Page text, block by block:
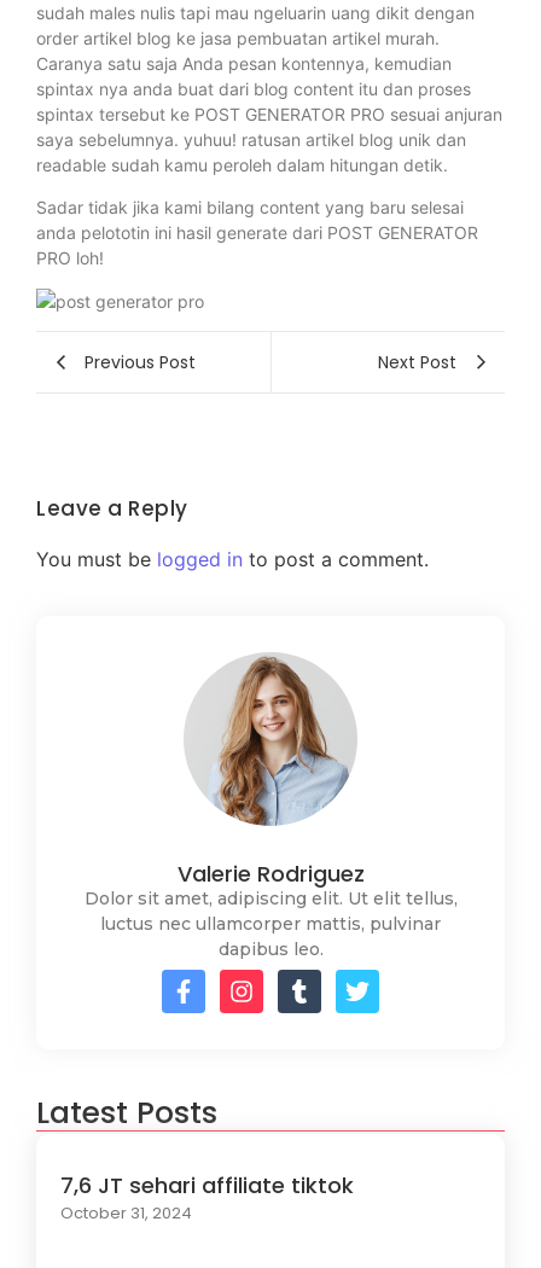
sudah males nulis tapi mau ngeluarin uang dikit dengan
order artikel blog ke jasa pembuatan artikel murah.
Caranya satu saja Anda pesan kontennya, kemudian
spintax nya anda buat dari blog content itu dan proses
spintax tersebut ke POST GENERATOR PRO sesuai anjuran
saya sebelumnya. yuhuu! ratusan artikel blog unik dan
readable sudah kamu peroleh dalam hitungan detik.
Sadar tidak jika kami bilang content yang baru selesai
anda pelototin ini hasil generate dari POST GENERATOR
PRO loh!
Previous Post Next Post
Leave a Reply
You must be logged in to post a comment.
Valerie Rodriguez
Dolor sit amet, adipiscing elit. Ut elit tellus,
luctus nec ullamcorper mattis, pulvinar
dapibus leo.
Latest Posts
7,6 JT sehari affiliate tiktok
October 31, 2024